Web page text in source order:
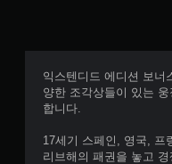
익스텐디드 에디션 보너
양한 조각상들이 있는
합니다.
17세기 스페인, 영국, 프
리브해의 패권을 놓고